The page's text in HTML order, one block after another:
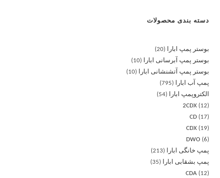
دسته بندی محصولات
بوستر پمپ ابارا
20
بوستر پمپ آبرسانی ابارا
10
بوستر پمپ آتشنشانی ابارا
10
پمپ آب ابارا
795
الکتروپمپ ابارا
54
2CDX
12
CD
17
CDX
19
DWO
6
پمپ خانگی ابارا
213
پمپ بشقابی ابارا
35
CDA
12